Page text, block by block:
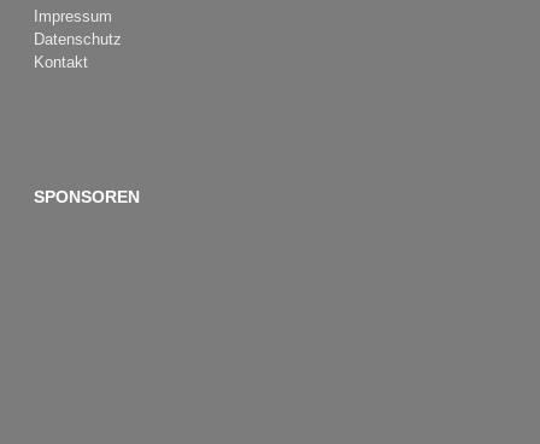
Impressum
Datenschutz
Kontakt
SPONSOREN